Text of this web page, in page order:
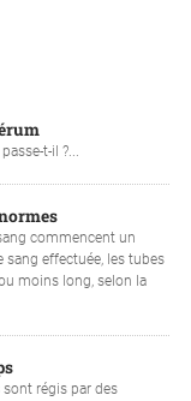
t-il ?...
commencent un
effectuée, les tubes
moins long, selon la
régis par des